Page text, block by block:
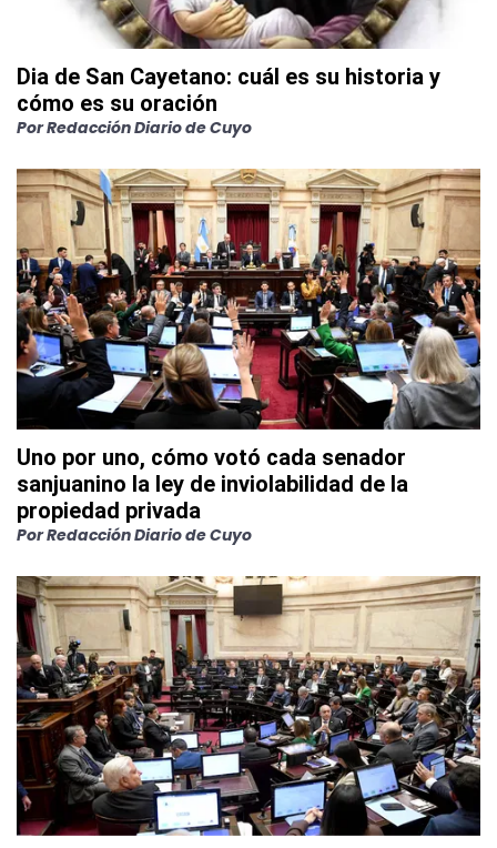
Dia de San Cayetano: cuál es su historia y
cómo es su oración
PorRedacción Diario de Cuyo
Uno por uno, cómo votó cada senador
sanjuanino la ley de inviolabilidad de la
propiedad privada
PorRedacción Diario de Cuyo